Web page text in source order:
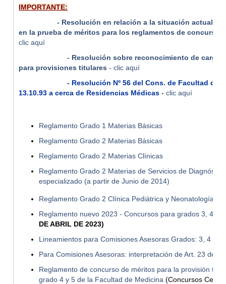
IMPORTANTE:
- Resolución en relación a la situación actual de
en la prueba de méritos para los reglamentos de concurso
clic aquí
- Resolución sobre reconocimiento de
para provisiones titulares - clic aquí
- Resolución Nº 56 del Cons. de Facultad de
13.10.93 a cerca de Residencias Médicas -clic aquí
Reglamento Grado 1 Materias Básicas
Reglamento Grado 2 Materias Básicas
Reglamento Grado 2 Materias Clínicas
Reglamento Grado 2 Materias de Servicios de
especializado (a partir de Junio de 2014)
Reglamento Grado 2 Clínica Pediátrica y Neonatología
Reglamento nuevo 2023 - Concursos para grados 3, 4 y 5
DE ABRIL DE 2023)
Lineamientos para Comisiones Asesoras Grados: 3, 4 y 5
Para Comisiones Asesoras: interpretación de Art. 23 del
Reglamento de concurso de méritos para la provisión
grado 4 y 5 de la Facultad de Medicina (Concursos